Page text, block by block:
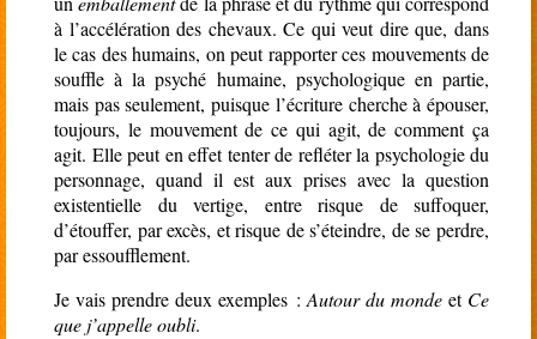
à l’accélération des chevaux. Ce qui veut dire que, dans
le cas des humains, on peut rapporter ces mouvements de
souffle à la psyché humaine, psychologique en partie,
mais pas seulement, puisque l’écriture cherche à épouser,
toujours, le mouvement de ce qui agit, de comment ça
agit. Elle peut en effet tenter de refléter la psychologie du
personnage, quand il est aux prises avec la question
existentielle du vertige, entre risque de suffoquer,
d’étouffer, par excès, et risque de s’éteindre, de se perdre,
par essoufflement.
Je vais prendre deux exemples :Autour du mondeet Ce
que j’appelle oubli.